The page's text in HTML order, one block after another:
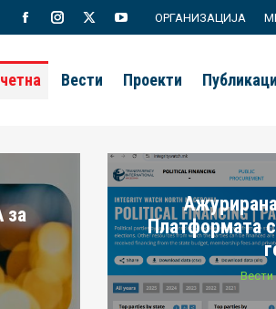
Facebook
page
new
window
Instagram
new
window
X
new
window
YouTube
opens
new
window
ОРГАНИЗАЦИЈА
Вести Проекти
Платформата
Вести